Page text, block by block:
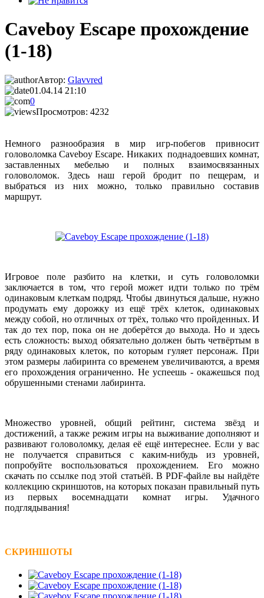
Caveboy Escape прохождение
(1-18)
Автор: Glavvred
01.04.14 21:10
0
Просмотров: 4232
Немного разнообразия в мир игр-побегов привносит
головоломка Caveboy Escape. Никаких поднадоевших комнат,
заставленных мебелью и полных взаимосвязанных
головоломок. Здесь наш герой бродит по пещерам, и
выбраться из них можно, только правильно составив
маршрут.
Игровое поле разбито на клетки, и суть головоломки
заключается в том, что герой может идти только по трём
одинаковым клеткам подряд. Чтобы двинуться дальше, нужно
продумать ему дорожку из ещё трёх клеток, одинаковых
между собой, но отличных от трёх, только что пройденных. И
так до тех пор, пока он не доберётся до выхода. Но и здесь
есть сложность: выход обязательно должен быть четвёртым в
ряду одинаковых клеток, по которым гуляет персонаж. При
этом размеры лабиринта со временем увеличиваются, а время
его прохождения ограниченно. Не успеешь - окажешься под
обрушенными стенами лабиринта.
Множество уровней, общий рейтинг, система звёзд и
достижений, а также режим игры на выживание дополняют и
развивают головоломку, делая её ещё интереснее. Если у вас
не получается справиться с каким-нибудь из уровней,
попробуйте воспользоваться прохождением. Его можно
скачать по ссылке под этой статьёй. В PDF-файле вы найдёте
коллекцию скриншотов, на которых показан правильный путь
из первых восемнадцати комнат игры. Удачного
подглядывания!
СКРИНШОТЫ